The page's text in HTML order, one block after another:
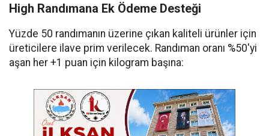
High Randımana Ek Ödeme Desteği
Yüzde 50 randımanın üzerine çıkan kaliteli ürünler için
üreticilere ilave prim verilecek. Randıman oranı %50'yi
aşan her +1 puan için kilogram başına: